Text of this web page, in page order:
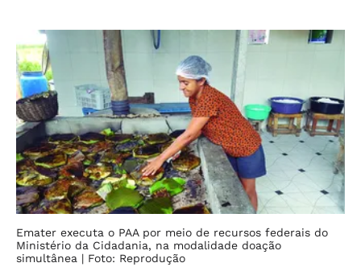
Emater executa o PAA por meio de recursos federais do
Ministério da Cidadania, na modalidade doação
simultânea | Foto: Reprodução